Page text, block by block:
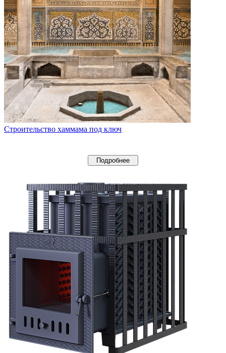
Строительство хаммама под ключ
Подробнее